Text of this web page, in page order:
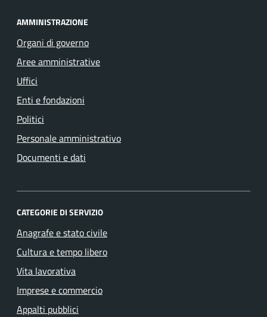
AMMINISTRAZIONE
Organi di governo
Aree amministrative
Uffici
Enti e fondazioni
Politici
Personale amministrativo
Documenti e dati
CATEGORIE DI SERVIZIO
Anagrafe e stato civile
Cultura e tempo libero
Vita lavorativa
Imprese e commercio
Appalti pubblici